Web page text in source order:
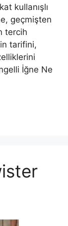
kullanışlı
geçmişten
tercih
tarifini,
İğne Ne